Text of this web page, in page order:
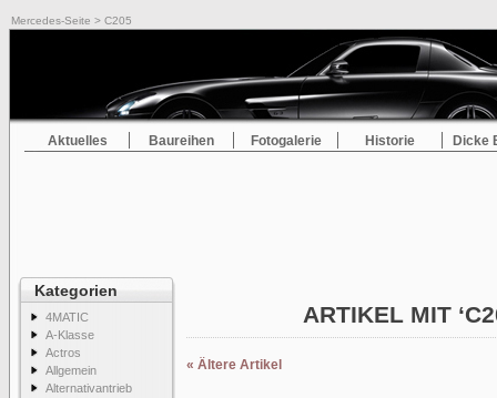
Mercedes-Seite > C205
Aktuelles Baureihen Fotogalerie Historie Dicke
Kategorien
4MATIC
A-Klasse
Actros
Allgemein
Alternativantrieb
ARTIKEL MIT
« Ältere Artikel